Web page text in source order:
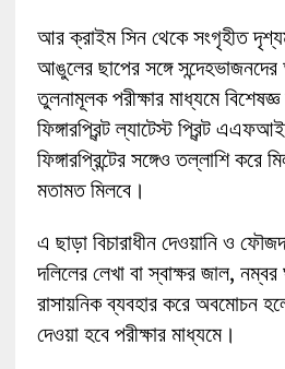
আর ক্রাইম সিন থেকে সংগৃহীত
আঙুলের ছাপের সঙ্গে
তুলনামূলক পরীক্ষার মাধ্যমে
ফিঙ্গারপ্রিন্ট ল্যাটেস্ট প্রিন্ট
ফিঙ্গারপ্রিন্টের সঙ্গেও তল্লাশি করে
মতামত মিলবে।
এ ছাড়া বিচারাধীন দেওয়ানি ও
দলিলের লেখা বা স্বাক্ষর জাল, নম্বর
রাসায়নিক ব্যবহার করে অবমোচন
দেওয়া হবে পরীক্ষার মাধ্যমে।